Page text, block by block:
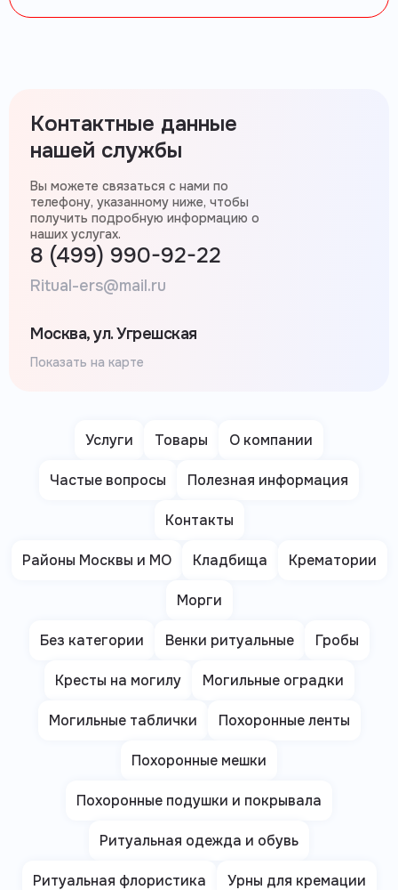
Контактные данные
нашей службы
Вы можете связаться с нами по
телефону, указанному ниже, чтобы
получить подробную информацию о
наших услугах.
8 (499) 990-92-22
Ritual-ers@mail.ru
Москва, ул. Угрешская
Показать на карте
Услуги Товары О компании
Частые вопросы Полезная информация
Контакты
Районы Москвы и МО Кладбища Крематории
Морги
Без категории Венки ритуальные Гробы
Кресты на могилу Могильные оградки
Могильные таблички Похоронные ленты
Похоронные мешки
Похоронные подушки и покрывала
Ритуальная одежда и обувь
Ритуальная флористика Урны для кремации